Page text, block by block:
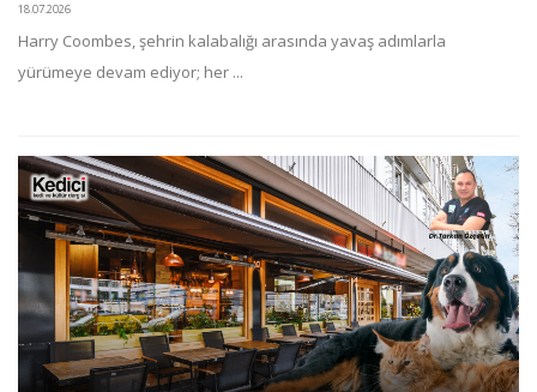
18.07.2026
Harry Coombes, şehrin kalabalığı arasında yavaş adımlarla
yürümeye devam ediyor; her ...